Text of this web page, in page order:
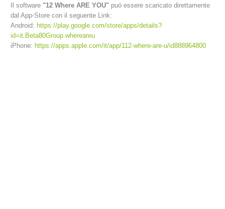
Il software "12 Where ARE YOU" puó essere scaricato direttamente
dal App-Store con il seguente Link:
Android: https://play.google.com/store/apps/details?
id=it.Beta80Group.whereareu
iPhone: https://apps.apple.com/it/app/112-where-are-u/id888964800